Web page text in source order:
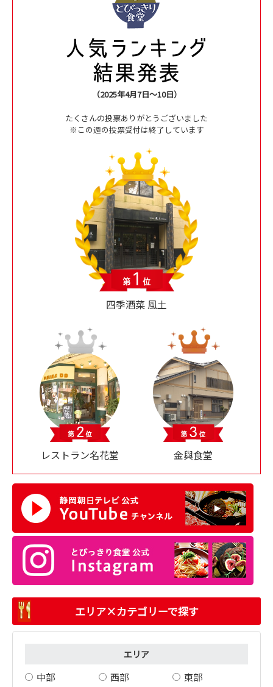
（2025年4月7日～10日）
たくさんの投票ありがとうございました
※この週の投票受付は終了しています
四季酒菜 風土
レストラン名花堂 金與食堂
エリア×カテゴリーで探す
エリア
中部 西部 東部